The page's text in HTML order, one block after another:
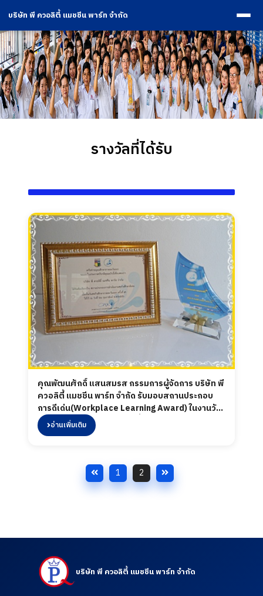
บริษัท พี ควอลิตี้ แมชชีน พาร์ท จำกัด
รางวัลที่ได้รับ
คุณพัฒนศักดิ์ แสนสมรส กรรมการผู้จัดการ บริษัท พี
ควอลิตี้ แมชชีน พาร์ท จำกัด รับมอบสถานประกอบ
การดีเด่น(Workplace Learning Award) ในงานวัน
สหกิจศึกษาภาคตะวันออกครั้งที่ 3
อ่านเพิ่มเติม
1 2
บริษัท พี ควอลิตี้ แมชชีน พาร์ท จำกัด